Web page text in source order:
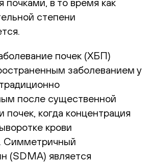
степени
почек (ХБП)
заболеванием у
после существенной
почек, когда концентрация
крови
Симметричный
(SDMA) является